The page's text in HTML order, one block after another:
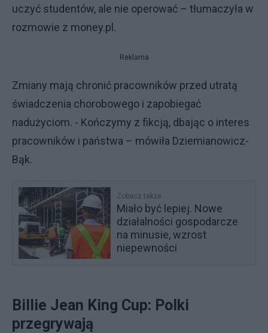
uczyć studentów, ale nie operować – tłumaczyła w
rozmowie z money.pl.
Reklama
Zmiany mają chronić pracowników przed utratą
świadczenia chorobowego i zapobiegać
nadużyciom. - Kończymy z fikcją, dbając o interes
pracowników i państwa – mówiła Dziemianowicz-
Bąk.
Zobacz także
Miało być lepiej. Nowe
działalności gospodarcze
na minusie, wzrost
niepewności
Billie Jean King Cup: Polki
przegrywają